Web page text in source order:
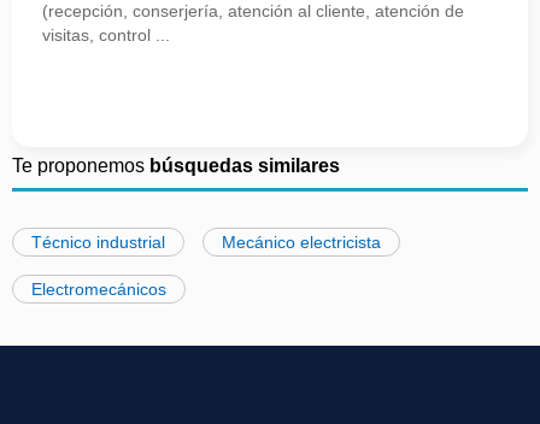
(recepción, conserjería, atención al cliente, atención de
visitas, control ...
Te proponemos búsquedas similares
Técnico industrial Mecánico electricista
Electromecánicos